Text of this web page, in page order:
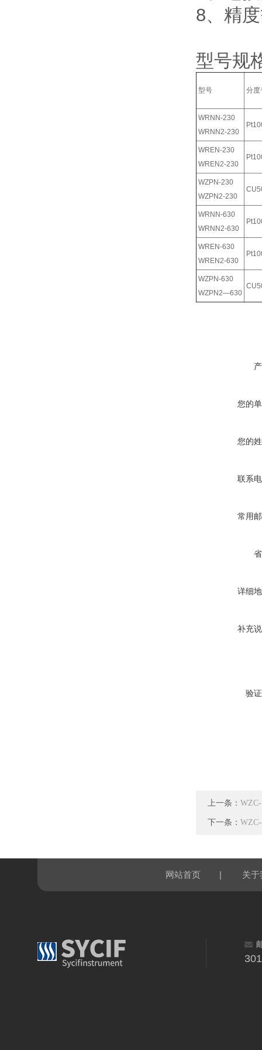
8、精
型号规
型号 分度
WRNN-230
WRNN2-230
WREN-230
WREN2-230
WZPN-230
WZPN2-230
WRNN-630
WRNN2-630
WREN-630
WREN2-630
WZPN-630
WZPN2—630
您的
您的
联系
常用
详细
补充
验
上一条：
下一条：
网站首页 | 关于